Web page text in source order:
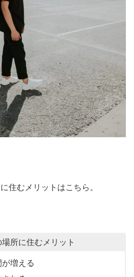
住むメリットはこちら。
所に住むメリット
増える